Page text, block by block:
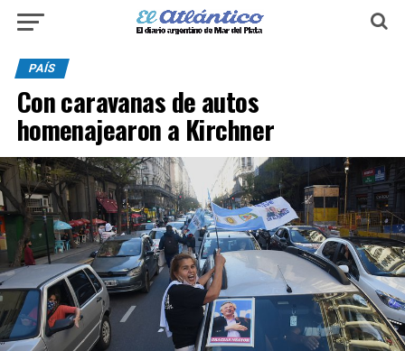
PAÍS
Con caravanas de autos
homenajearon a Kirchner